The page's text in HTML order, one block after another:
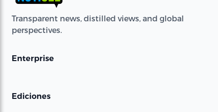
Transparent news, distilled views, and global
perspectives.
Enterprise
Ediciones